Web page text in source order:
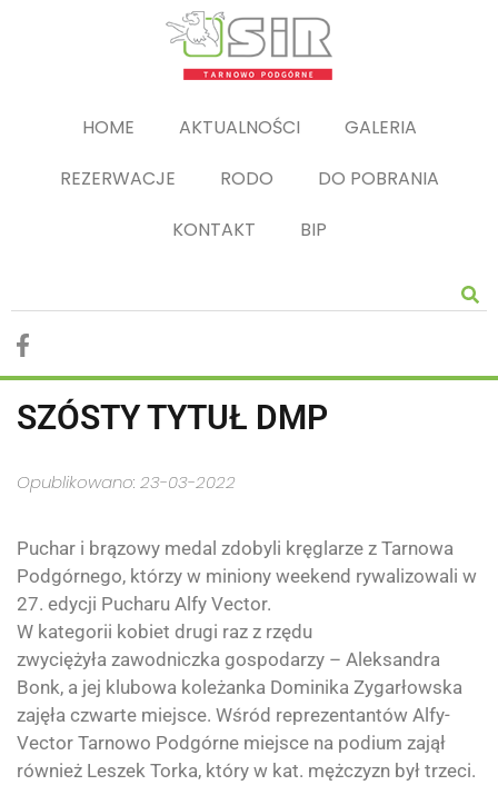
HOME AKTUALNOŚCI
GALERIA
REZERWACJE
RODO
DO POBRANIA
KONTAKT
BIP
SZÓSTY TYTUŁ DMP
Opublikowano: 23-03-2022
Puchar i brązowy medal zdobyli kręglarze z Tarnowa
Podgórnego, którzy w miniony weekend rywalizowali w
27. edycji Pucharu Alfy Vector.
W kategorii kobiet drugi raz z rzędu
zwyciężyła zawodniczka gospodarzy – Aleksandra
Bonk, a jej klubowa koleżanka Dominika Zygarłowska
zajęła czwarte miejsce. Wśród reprezentantów Alfy-
Vector Tarnowo Podgórne miejsce na podium zajął
również Leszek Torka, który w kat. mężczyzn był trzeci.